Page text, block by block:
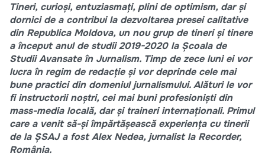
Tineri, curioși, entuziasmați, plini de optimism, dar și
dornici de a contribui la dezvoltarea presei calitative
din Republica Moldova, un nou grup de tineri și tinere
a început anul de studii 2019-2020 la Școala de
Studii Avansate în Jurnalism. Timp de zece luni ei vor
lucra în regim de redacție și vor deprinde cele mai
bune practici din domeniul jurnalismului. Alături le vor
fi instructorii noștri, cei mai buni profesioniști din
mass-media locală, dar și traineri internaționali. Primul
care a venit să-și împărtășească experiența cu tinerii
de la ȘSAJ a fost Alex Nedea, jurnalist la Recorder,
România.